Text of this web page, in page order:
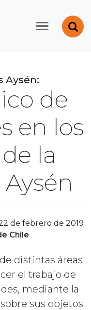
Aysén:
de
en los
la
de febrero de 2019
Chile
distintas áreas
el trabajo de
mediante la
sus objetos